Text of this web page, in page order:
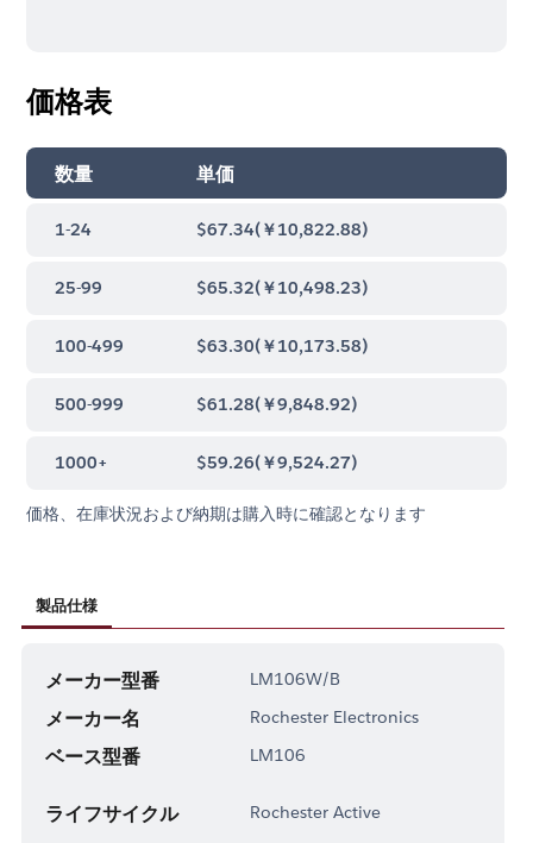
価格表
数量 単価
1-24 $67.34(￥10,822.88)
25-99 $65.32(￥10,498.23)
100-499 $63.30(￥10,173.58)
500-999 $61.28(￥9,848.92)
1000+ $59.26(￥9,524.27)
価格、在庫状況および納期は購入時に確認となります
製品仕様
メーカー型番 LM106W/B
メーカー名 Rochester Electronics
ベース型番 LM106
ライフサイクル Rochester Active